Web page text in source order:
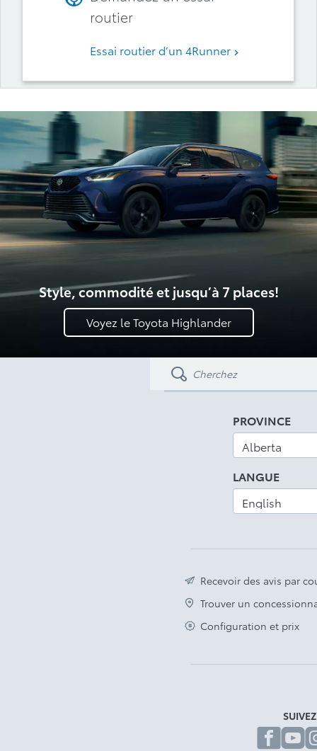
routier
Essai routier d’un 4Runner
Style, commodité et jusqu’à 7 places!
Voyez le Toyota Highlander
PROVINCE
LANGUE
Recevoir des avis par
Trouver un
Configuration et prix